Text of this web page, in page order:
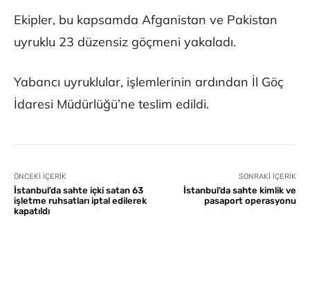
Ekipler, bu kapsamda Afganistan ve Pakistan
uyruklu 23 düzensiz göçmeni yakaladı.
Yabancı uyruklular, işlemlerinin ardından İl Göç
İdaresi Müdürlüğü’ne teslim edildi.
ÖNCEKI İÇERIK
İstanbul’da sahte içki satan 63
işletme ruhsatları iptal edilerek
kapatıldı
SONRAKI İÇERIK
İstanbul’da sahte kimlik ve
pasaport operasyonu